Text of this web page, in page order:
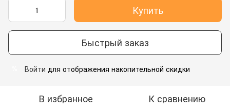
Купить
Быстрый заказ
Войти для отображения накопительной скидки
В избранное К сравнению